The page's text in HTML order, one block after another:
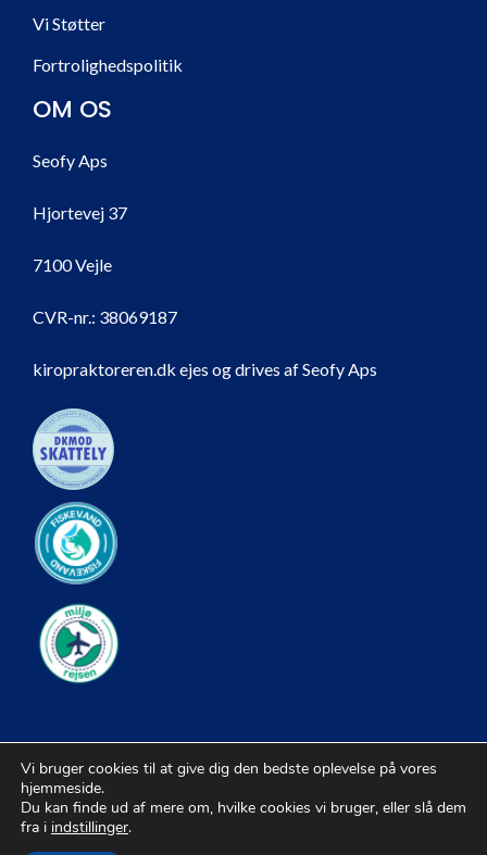
Vi Støtter
Fortrolighedspolitik
OM OS
Seofy Aps
Hjortevej 37
7100 Vejle
CVR-nr.: 38069187
kiropraktoreren.dk ejes og drives af Seofy Aps
Vi bruger cookies til at give dig den bedste oplevelse på vores
hjemmeside.
Du kan finde ud af mere om, hvilke cookies vi bruger, eller slå dem
fra i indstillinger.